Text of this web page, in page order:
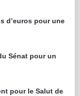
d’euros pour une
Sénat pour un
pour le Salut de